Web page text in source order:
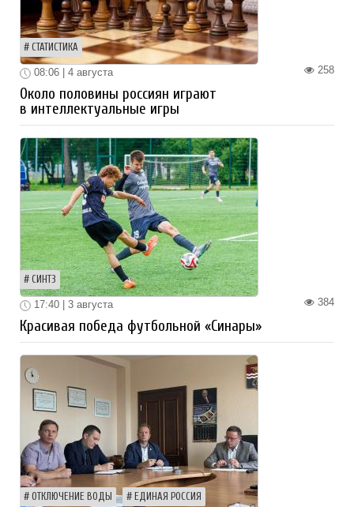
СТАТИСТИКА
258
08:06 | 4 августа
Около половины россиян играют
в интеллектуальные игры
СИНТЗ
384
17:40 | 3 августа
Красивая победа футбольной «Синары»
ОТКЛЮЧЕНИЕ ВОДЫ ЕДИНАЯ РОССИЯ